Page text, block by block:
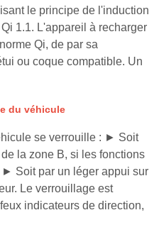
le principe de l'induction
1.1. L'appareil à recharger
Qi, de par sa
ou coque compatible. Un
du véhicule
se verrouille : ► Soit
la zone B, si les fonctions
Soit par un léger appui sur
Le verrouillage est
indicateurs de direction,